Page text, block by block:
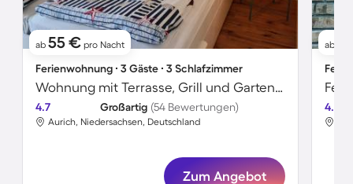
ab 55 € pro Nacht
Ferienwohnung ∙ 3 Gäste ∙ 3 Schlafzimmer
Wohnung mit Terrasse, Grill und Garten | Seeblick
4.7 Großartig (54 Bewertungen)
Aurich, Niedersachsen, Deutschland
Zum Angebot
ab
4.6